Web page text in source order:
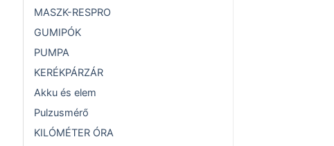
MASZK-RESPRO
GUMIPÓK
PUMPA
KERÉKPÁRZÁR
Akku és elem
Pulzusmérő
KILÓMÉTER ÓRA